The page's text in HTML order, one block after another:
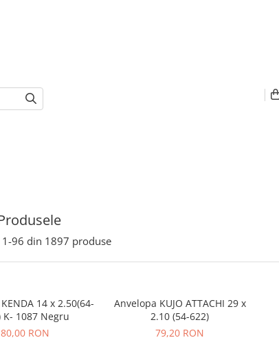
1-96 din 1897 produse
14 x 2.50(64-
254) K- 1087 Negru
80,00 RON
Anvelopa KUJO ATTACHI 29 x
2.10 (54-622)
79,20 RON